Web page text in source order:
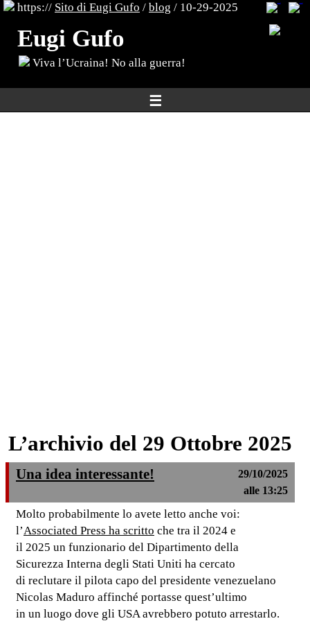
https:// Sito di Eugi Gufo / blog / 10-29-2025
Eugi Gufo
Viva l’Ucraina! No alla guerra!
☰
L’archivio del 29 Ottobre 2025
Una idea interessante!
29/10/2025
alle 13:25
Molto probabilmente lo avete letto anche voi:
l’Associated Press ha scritto che tra il 2024 e
il 2025 un funzionario del Dipartimento della
Sicurezza Interna degli Stati Uniti ha cercato
di reclutare il pilota capo del presidente venezuelano
Nicolas Maduro affinché portasse quest’ultimo
in un luogo dove gli USA avrebbero potuto arrestarlo.